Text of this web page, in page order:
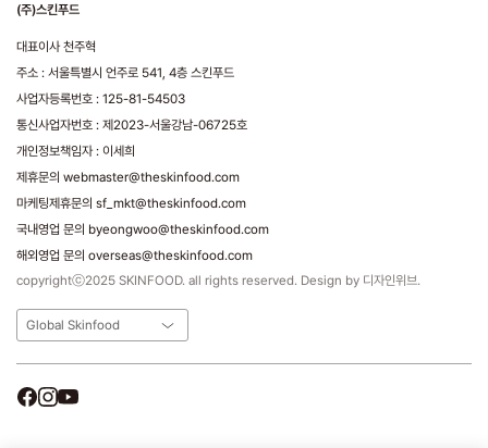
(주)스킨푸드
대표이사 천주혁
주소 : 서울특별시 언주로 541, 4층 스킨푸드
사업자등록번호 : 125-81-54503
통신사업자번호 : 제2023-서울강남-06725호
개인정보책임자 : 이세희
제휴문의 webmaster@theskinfood.com
마케팅제휴문의 sf_mkt@theskinfood.com
국내영업 문의 byeongwoo@theskinfood.com
해외영업 문의 overseas@theskinfood.com
copyrightⓒ2025 SKINFOOD. all rights reserved. Design by 디자인위브.
Global Skinfood